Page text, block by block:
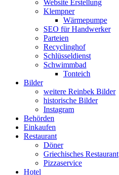
Website Erstellung
Klempner
Wärmepumpe
SEO für Handwerker
Parteien
Recyclinghof
Schlüsseldienst
Schwimmbad
Tonteich
Bilder
weitere Reinbek Bilder
historische Bilder
Instagram
Behörden
Einkaufen
Restaurant
Döner
Griechisches Restaurant
Pizzaservice
Hotel